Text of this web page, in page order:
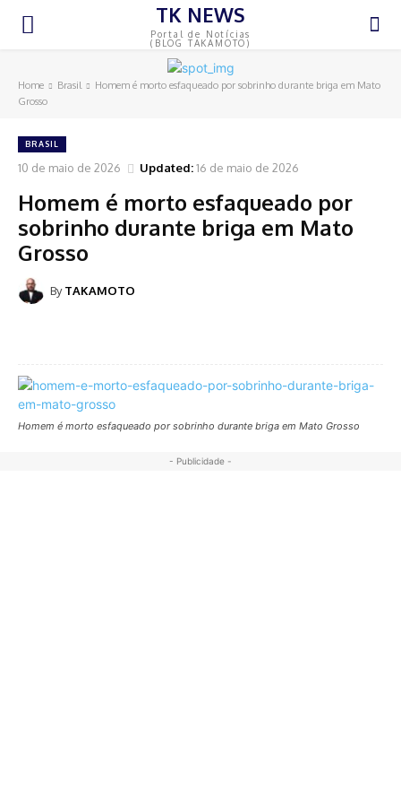
TK NEWS
Portal de Notícias
(BLOG TAKAMOTO)
Home Brasil
Homem é morto esfaqueado por sobrinho durante briga em Mato
Grosso
BRASIL
10 de maio de 2026 Updated:16 de maio de 2026
Homem é morto esfaqueado por
sobrinho durante briga em Mato
Grosso
By TAKAMOTO
Homem é morto esfaqueado por sobrinho durante briga em Mato Grosso
- Publicidade -